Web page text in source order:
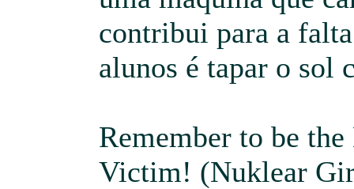
contribui para a
alunos é tapar o sol
Remember to be
Victim! (Nuklear